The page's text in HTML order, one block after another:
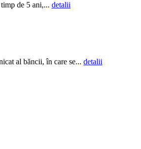
de 5 ani,... detalii
al băncii, în care se... detalii